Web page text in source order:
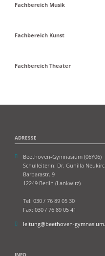
Fachbereich Musik
Fachbereich Kunst
Fachbereich Theater
ADRESSE
Beethoven-Gymnasium (06Y06)
Schulleiterin: Dr. Gunilla
Barbarastr. 9
12249 Berlin (Lankwitz)
Tel: 030 / 76 89 05 30
Fax: 030 / 76 89 05 41
leitung@beethoven-